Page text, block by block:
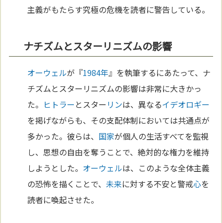
主義がもたらす究極の危機を読者に警告している。
ナチズムとスターリニズムの影響
オーウェルが『1984年』を執筆するにあたって、ナ
チズムとスターリニズムの影響は非常に大きかっ
た。 ヒトラー とスター リンは、異なるイデオロギー
を掲げながらも、その支配体制においては共通点が
多かった。彼らは、 国家が個人の生活すべてを監視
し、思想の自由を奪うことで、絶対的な権力を維持
しようとした。 オーウェルは、このような全体主義
の恐怖を描くことで、未来に対する不安と警戒心を
読者に喚起させた。